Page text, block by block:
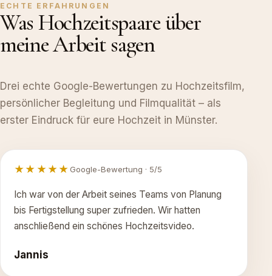
ECHTE ERFAHRUNGEN
Was Hochzeitspaare über
meine Arbeit sagen
Drei echte Google-Bewertungen zu Hochzeitsfilm,
persönlicher Begleitung und Filmqualität – als
erster Eindruck für eure Hochzeit in Münster.
★★★★★Google-Bewertung · 5/5
Ich war von der Arbeit seines Teams von Planung
bis Fertigstellung super zufrieden. Wir hatten
anschließend ein schönes Hochzeitsvideo.
Jannis